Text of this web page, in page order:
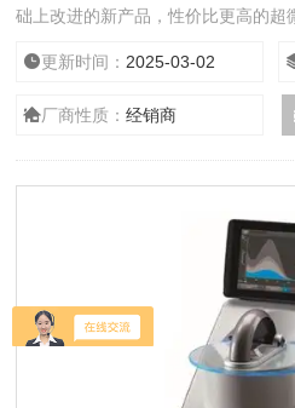
础上改进的新产品，性价比更高的超
高的浓度、全新的软件等）
更新时间： 2025-03-02
厂商性质：经销商